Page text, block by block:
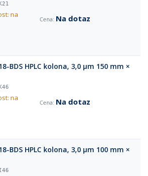
na
Na dotaz
BDS HPLC kolona, 3,0 µm 150 mm ×
na
Na dotaz
BDS HPLC kolona, 3,0 µm 100 mm ×